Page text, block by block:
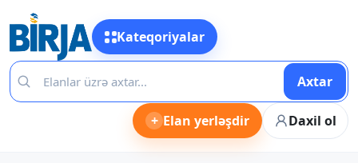
Kateqoriyalar
Axtar
+ Elan yerləşdir Daxil ol